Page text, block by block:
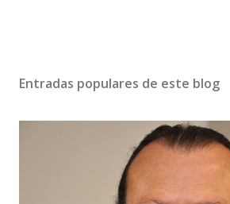
Entradas populares de este blog